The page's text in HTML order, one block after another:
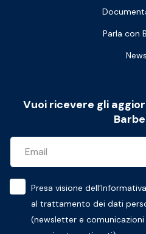
Parla con
News
Vuoi ricevere gli
Presa visione dell’
al trattamento dei dati
(newsletter e